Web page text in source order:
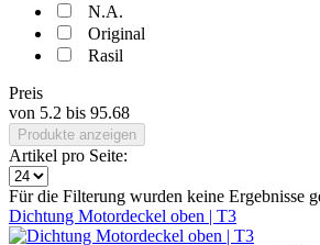
N.A.
Original
Rasil
Preis
von 5.2 bis 95.68
Produkte anzeigen
Artikel pro Seite:
Für die Filterung wurden keine Ergebnisse
Dichtung Motordeckel oben | T3